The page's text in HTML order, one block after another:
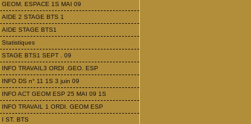
GEOM. ESPACE 1S MAI 09
AIDE 2 STAGE BTS 1
AIDE STAGE BTS1
Statistiques
STAGE BTS1 SEPT . 09
INFO TRAVAIL3 ORDI .GEO. ESP
INFO DS n° 11 1S 3 juin 09
INFO ACT GEOM ESP 25 MAI 09 1S
INFO TRAVAIL 1 ORDI. GEOM ESP
I ST. BTS